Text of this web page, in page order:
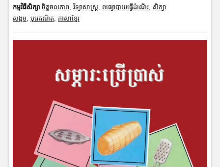
កម្មវិធីសិក្សា ចិត្តចលភាព វិទ្យាសាស្រ្ត ពធ្យោបាយធ្វើដំណើរ, សិក្សា
សង្គម, បុរេគណិត ភាសាខ្មែរ